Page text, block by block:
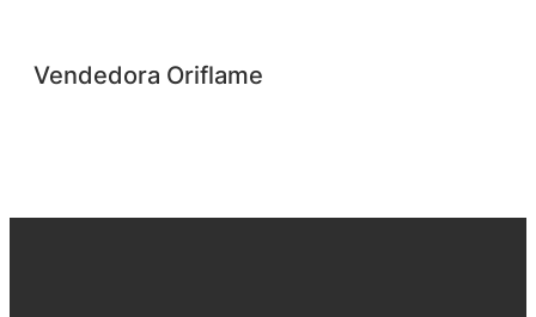
Vendedora Oriflame